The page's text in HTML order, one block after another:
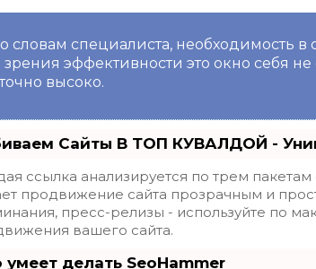
словам специалиста, необходимость
зрения эффективности это окно себя
высоко.
Сайты В ТОП КУВАЛДОЙ -
ссылка анализируется по трем пакетам
продвижение сайта прозрачным и
пресс-релизы - используйте по
вашего сайта.
умеет делать SeoHammer